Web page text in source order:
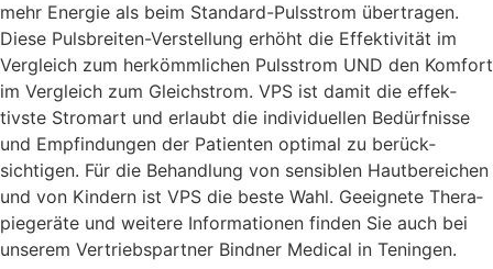
mehr Energie als beim Stan­dard-Puls­strom über­tragen.
Diese Puls­breiten-Ver­stellung erhöht die Effek­tivität im
Vergleich zum her­kömm­lichen Puls­strom UND den Komfort
im Vergleich zum Gleich­strom. VPS ist damit die effek­
tivste Strom­art und erlaubt die individuellen Be­dürfnisse
und Emp­findungen der Patienten optimal zu berück­
sichtigen. Für die Behand­lung von sensiblen Haut­bereichen
und von Kindern ist VPS die beste Wahl. Geeignete Thera­
pie­geräte und weitere Informationen finden Sie auch bei
unserem Ver­triebspartner Bindner Medical in Teningen.